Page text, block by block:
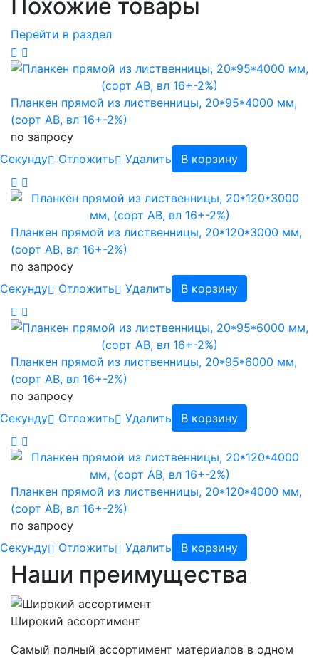
Похожие товары
Перейти в раздел
Планкен прямой из лиственницы, 20*95*4000 мм,
(сорт AB, вл 16+-2%)
по запросу
Cекунду
Отложить Удалить В корзину
Планкен прямой из лиственницы, 20*120*3000 мм,
(сорт AB, вл 16+-2%)
по запросу
Cекунду
Отложить Удалить В корзину
Планкен прямой из лиственницы, 20*95*6000 мм,
(сорт AB, вл 16+-2%)
по запросу
Cекунду
Отложить Удалить В корзину
Планкен прямой из лиственницы, 20*120*4000 мм,
(сорт AB, вл 16+-2%)
по запросу
Cекунду
Отложить Удалить В корзину
Наши преимущества
Широкий ассортимент
Самый полный ассортимент материалов в одном